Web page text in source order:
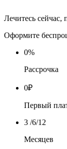
Лечитесь сейчас,
Оформите
0%
Рассрочка
0₽
Первый
3 /6/12
Месяцев